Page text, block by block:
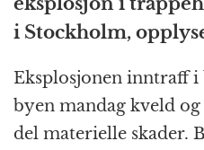
e
b
o
o
k
e
n
g
e
r
s
A
p
p
i Stockholm,
Eksplosjonen inntraff i
byen mandag kveld
del materielle skader.